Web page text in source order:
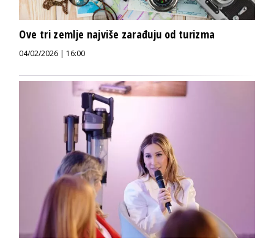
Ove tri zemlje najviše zarađuju od turizma
04/02/2026 | 16:00